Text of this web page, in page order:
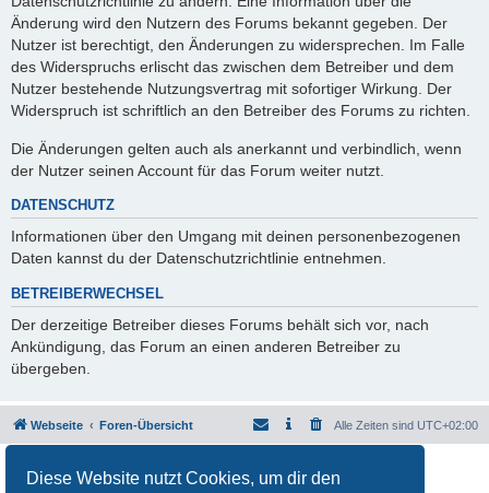
Diese Website nutzt Cookies, um dir den
Änderung wird den Nutzern des Forums bekannt gegeben. Der
Nutzer ist berechtigt, den Änderungen zu widersprechen. Im Falle
des Widerspruchs erlischt das zwischen dem Betreiber und dem
Nutzer bestehende Nutzungsvertrag mit sofortiger Wirkung. Der
Widerspruch ist schriftlich an den Betreiber des Forums zu richten.
Die Änderungen gelten auch als anerkannt und verbindlich, wenn
der Nutzer seinen Account für das Forum weiter nutzt.
DATENSCHUTZ
Informationen über den Umgang mit deinen personenbezogenen
Daten kannst du der Datenschutzrichtlinie entnehmen.
BETREIBERWECHSEL
Der derzeitige Betreiber dieses Forums behält sich vor, nach
Ankündigung, das Forum an einen anderen Betreiber zu
übergeben.
Webseite Foren-Übersicht Alle Zeiten sind UTC+02:00
Deutsche Übersetzung durchphpBB.de